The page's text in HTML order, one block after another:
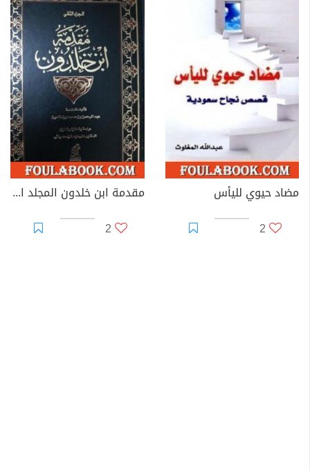
مضاد حيوي لليأس
2
مقدمة ابن خلدون المجلد الثاني
2